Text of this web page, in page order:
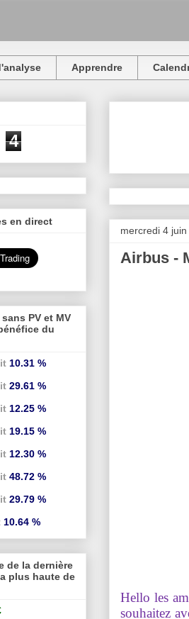
Apprendre
mercredi 4
Airbus -
Hello les
souhaitez
4
en direct
PV et MV
du
10.31 %
29.61 %
12.25 %
19.15 %
12.30 %
48.72 %
29.79 %
10.64 %
de la dernière
plus haute de